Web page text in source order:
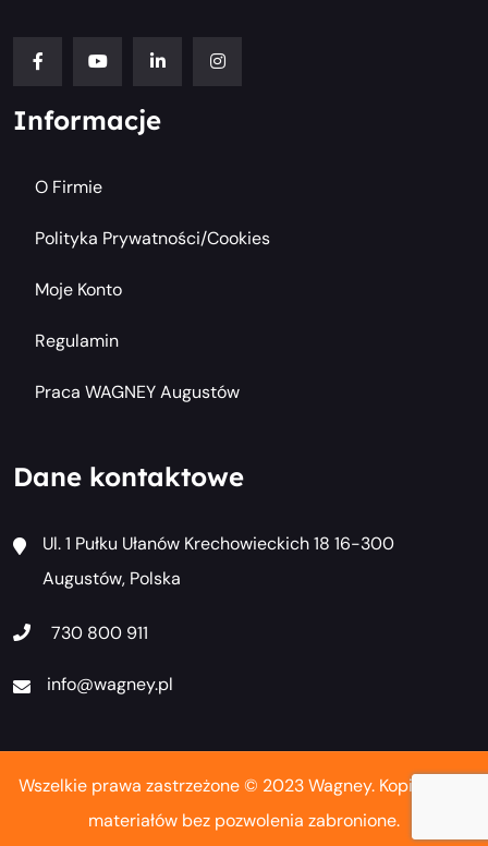
Informacje
O Firmie
Polityka Prywatności/cookies
Moje Konto
Regulamin
Praca WAGNEY Augustów
Dane kontaktowe
Ul. 1 Pułku Ułanów Krechowieckich 18 16-300
Augustów, Polska
730 800 911
info@wagney.pl
Wszelkie prawa zastrzeżone © 2023 Wagney. Kopiowanie
materiałów bez pozwolenia zabronione.